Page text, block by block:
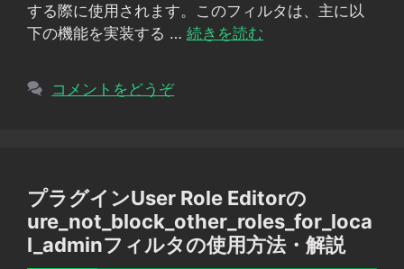
する際に使用されます。このフィルタは、主に以
下の機能を実装する … 続きを読む
コメントをどうぞ
プラグインUser Role Editorの
ure_not_block_other_roles_for_loca
l_adminフィルタの使用方法・解説